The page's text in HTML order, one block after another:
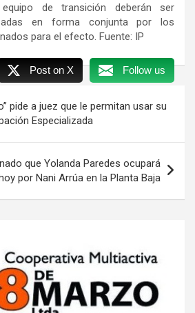
de transición deberán ser
en forma conjunta por los
para el efecto. Fuente: IP
Post on X Follow us
pide a juez que le permitan usar su
Especializada
que Yolanda Paredes ocupará
por Nani Arrúa en la Planta Baja